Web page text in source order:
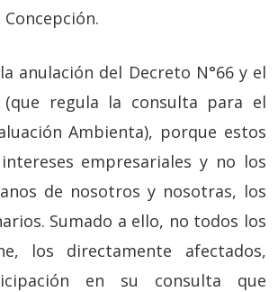
anulación del Decreto N°66 y el
(que regula la consulta para el
Ambienta), porque estos
empresariales y no los
de nosotros y nosotras, los
Sumado a ello, no todos los
los directamente afectados,
en su consulta que